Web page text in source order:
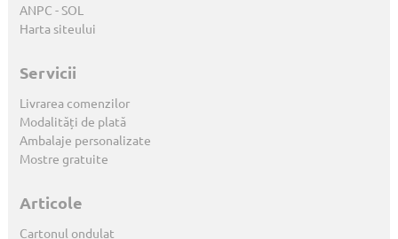
ANPC -SOL
Harta siteului
Servicii
Livrarea comenzilor
Modalități de plată
Ambalaje personalizate
Mostre gratuite
Articole
Cartonul ondulat